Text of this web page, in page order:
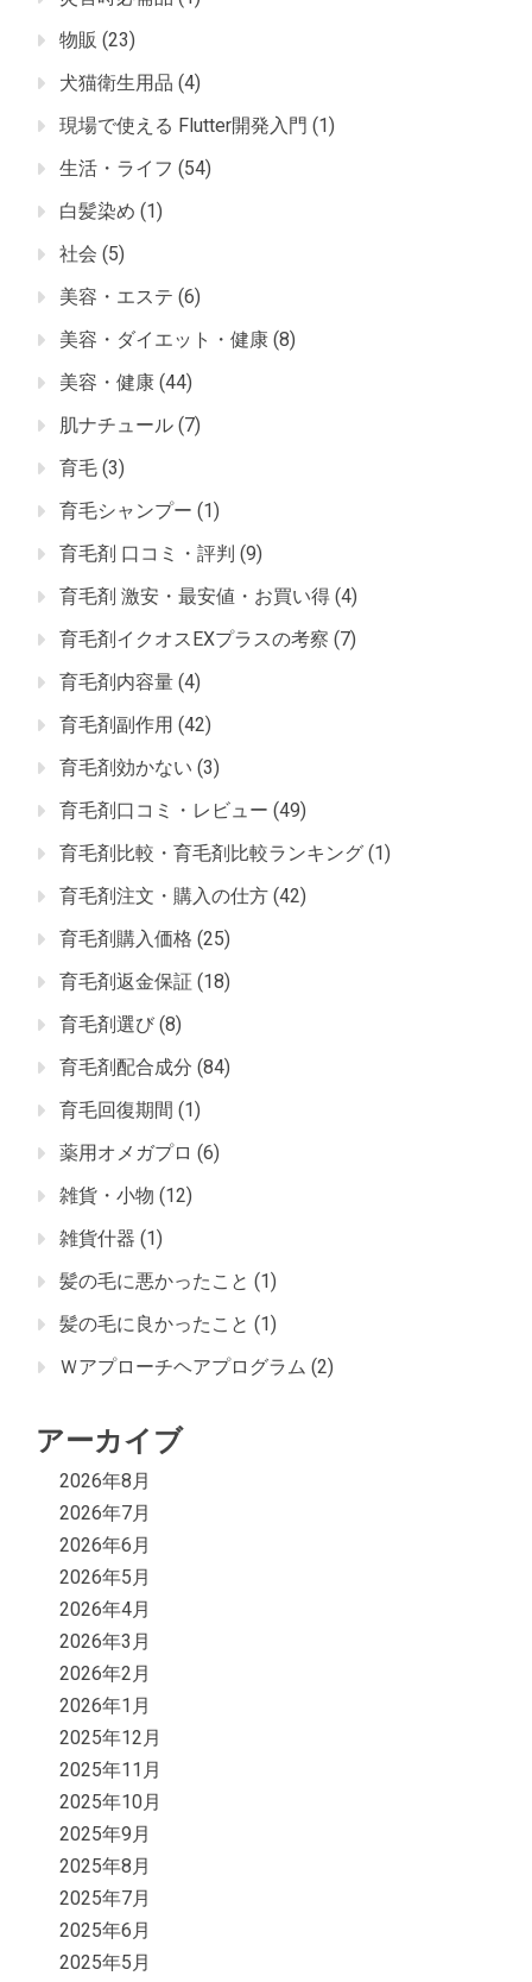
物販 (23)
犬猫衛生用品 (4)
現場で使える Flutter開発入門 (1)
生活・ライフ (54)
白髪染め (1)
社会 (5)
美容・エステ (6)
美容・ダイエット・健康 (8)
美容・健康 (44)
肌ナチュール (7)
育毛 (3)
育毛シャンプー (1)
育毛剤 口コミ・評判 (9)
育毛剤 激安・最安値・お買い得 (4)
育毛剤イクオスEXプラスの考察 (7)
育毛剤内容量 (4)
育毛剤副作用 (42)
育毛剤効かない (3)
育毛剤口コミ・レビュー (49)
育毛剤比較・育毛剤比較ランキング (1)
育毛剤注文・購入の仕方 (42)
育毛剤購入価格 (25)
育毛剤返金保証 (18)
育毛剤選び (8)
育毛剤配合成分 (84)
育毛回復期間 (1)
薬用オメガプロ (6)
雑貨・小物 (12)
雑貨什器 (1)
髪の毛に悪かったこと (1)
髪の毛に良かったこと (1)
Ｗアプローチヘアプログラム (2)
アーカイブ
2026年8月
2026年7月
2026年6月
2026年5月
2026年4月
2026年3月
2026年2月
2026年1月
2025年12月
2025年11月
2025年10月
2025年9月
2025年8月
2025年7月
2025年6月
2025年5月